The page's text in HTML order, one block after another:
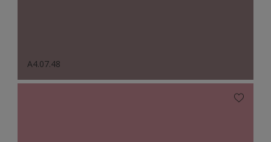
A4.07.48